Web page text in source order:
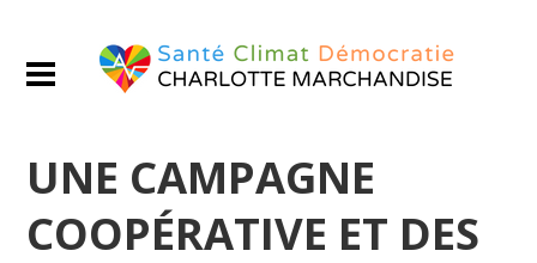
UNE CAMPAGNE
COOPÉRATIVE ET DES